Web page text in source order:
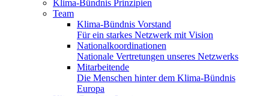
Klima-Bündnis Prinzipien
Team
Klima-Bündnis Vorstand
Für ein starkes Netzwerk mit Vision
Nationalkoordinationen
Nationale Vertretungen unseres Netzwerks
Mitarbeitende
Die Menschen hinter dem Klima-Bündnis
Europa